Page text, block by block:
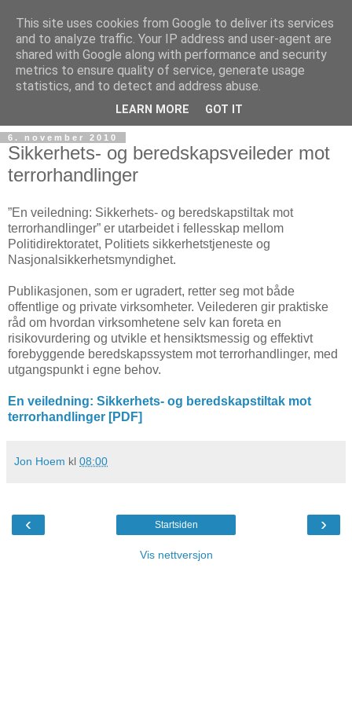
Teknologinyheter
6. november 2010
Sikkerhets- og beredskapsveileder mot
terrorhandlinger
”En veiledning: Sikkerhets- og beredskapstiltak mot
terrorhandlinger” er utarbeidet i fellesskap mellom
Politidirektoratet, Politiets sikkerhetstjeneste og
Nasjonalsikkerhetsmyndighet.
Publikasjonen, som er ugradert, retter seg mot både
offentlige og private virksomheter. Veilederen gir praktiske
råd om hvordan virksomhetene selv kan foreta en
risikovurdering og utvikle et hensiktsmessig og effektivt
forebyggende beredskapssystem mot terrorhandlinger, med
utgangspunkt i egne behov.
En veiledning: Sikkerhets- og beredskapstiltak mot
terrorhandlinger [PDF]
Jon Hoem kl 08:00
‹ ›
Startsiden
Vis nettversjon
This site uses cookies from Google to deliver its services
and to analyze traffic. Your IP address and user-agent are
shared with Google along with performance and security
metrics to ensure quality of service, generate usage
statistics, and to detect and address abuse.
LEARN MORE GOT IT